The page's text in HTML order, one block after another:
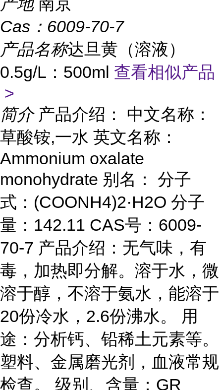
Cas： 6009-70-7
产品名称达旦黄（溶液）
0.5g/L：500ml 查看相似产品
>
简介 产品介绍： 中文名称：
草酸铵,一水 英文名称：
Ammonium oxalate
monohydrate 别名： 分子
式：(COONH4)2·H2O 分子
量：142.11 CAS号：6009-
70-7 产品介绍：无气味，有
毒，加热即分解。溶于水，微
溶于醇，不溶于氨水，能溶于
20份冷水，2.6份沸水。 用
途：分析钙、铅稀土元素等。
塑料、金属磨光剂，血液常规
检查。 级别、含量：GR